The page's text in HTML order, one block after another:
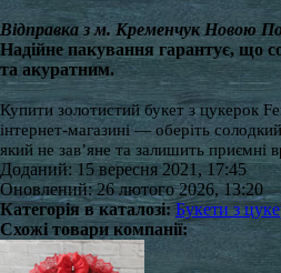
Відправка з м. Кременчук Новою
Надійне пакування гарантує, що
та акуратним.
Купити золотистий букет з цукерок
інтернет-магазині — оберіть
який не зав’яне та залишить приємні
Доданий: 15 вересня 2021, 17:45
Оновлений: 26 лютого 2026, 13:20
Категорія в каталозі: Букети з
Схожі товари компанії: